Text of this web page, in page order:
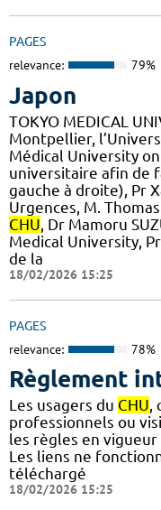
PAGES
relevance: 79%
Japon
TOKYO MEDICAL
Montpellier,
Médical University
universitaire afin de
gauche à droite), Pr
Urgences, M.
CHU , Dr Mamoru
Medical University,
de la
18/02/2026 15:25
PAGES
relevance: 78%
Règlement
Les usagers du CHU,
professionnels ou
les règles en
Les liens ne
téléchargé
18/02/2026 15:25